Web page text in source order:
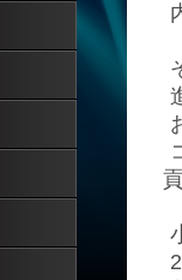
内
そ
貢
小